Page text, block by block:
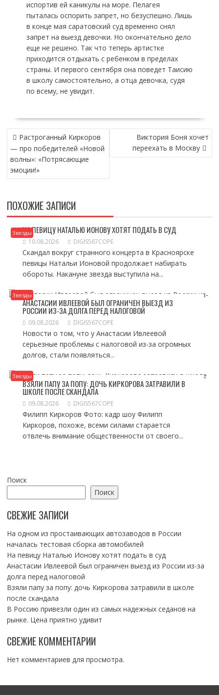
испортив ей каникулы на море. Пелагея
пыталась оспорить запрет, но безуспешно. Лишь
в конце мая саратовский суд временно снял
запрет на выезд девочки. Но окончательно дело
еще не решено. Так что теперь артистке
приходится отдыхать с ребенком в пределах
страны. И первого сентября она поведет Таисию
в школу самостоятельно, а отца девочка, судя
по всему, не увидит.
НАВИГАЦИЯ
ПО
ЗАПИСЯМ
Растроганный Киркоров
— про победителей «Новой
волны»: «Потрясающие
эмоции!»
Виктория Боня хочет
переехать в Москву
ПОХОЖИЕ ЗАПИСИ
ЗвездыНА ПЕВИЦУ НАТАЛЬЮ ИОНОВУ ХОТЯТ ПОДАТЬ В СУД
10.08.2026 DIGIS567COPE
Скандал вокруг странного концерта в Красноярске
певицы Натальи Ионовой продолжает набирать
обороты. Накануне звезда выступила на...
Звезды
АНАСТАСИИ ИВЛЕЕВОЙ БЫЛ ОГРАНИЧЕН ВЫЕЗД ИЗ
РОССИИ ИЗ-ЗА ДОЛГА ПЕРЕД НАЛОГОВОЙ
09.08.2026 DIGIS567COPE
Новости о том, что у Анастасии Ивлеевой
серьезные проблемы с налоговой из-за огромных
долгов, стали появляться...
Звезды
ВЗЯЛИ ПАПУ ЗА ПОПУ: ДОЧЬ КИРКОРОВА ЗАТРАВИЛИ В
ШКОЛЕ ПОСЛЕ СКАНДАЛА
09.08.2026 DIGIS567COPE
Филипп Киркоров Фото: кадр шоу Филипп
Киркоров, похоже, всеми силами старается
отвлечь внимание общественности от своего...
Поиск
Поиск
СВЕЖИЕ ЗАПИСИ
На одном из простаивающих автозаводов в России
началась тестовая сборка автомобилей
На певицу Наталью Ионову хотят подать в суд
Анастасии Ивлеевой был ограничен выезд из России из-за
долга перед налоговой
Взяли папу за попу: дочь Киркорова затравили в школе
после скандала
В Россию привезли один из самых надежных седанов на
рынке. Цена приятно удивит
СВЕЖИЕ КОММЕНТАРИИ
Нет комментариев для просмотра.